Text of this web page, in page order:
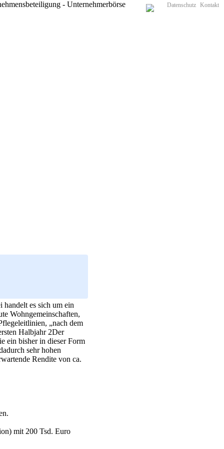
Datenschutz Kontakt
es sich um ein
Wohngemeinschaften,
„nach dem
Halbjahr 2Der
ein bisher in dieser Form
sehr hohen
Rendite von ca.
mit 200 Tsd. Euro